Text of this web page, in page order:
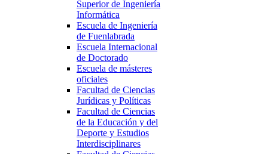
Superior de Ingeniería
Informática
Escuela de Ingeniería
de Fuenlabrada
Escuela Internacional
de Doctorado
Escuela de másteres
oficiales
Facultad de Ciencias
Jurídicas y Políticas
Facultad de Ciencias
de la Educación y del
Deporte y Estudios
Interdisciplinares